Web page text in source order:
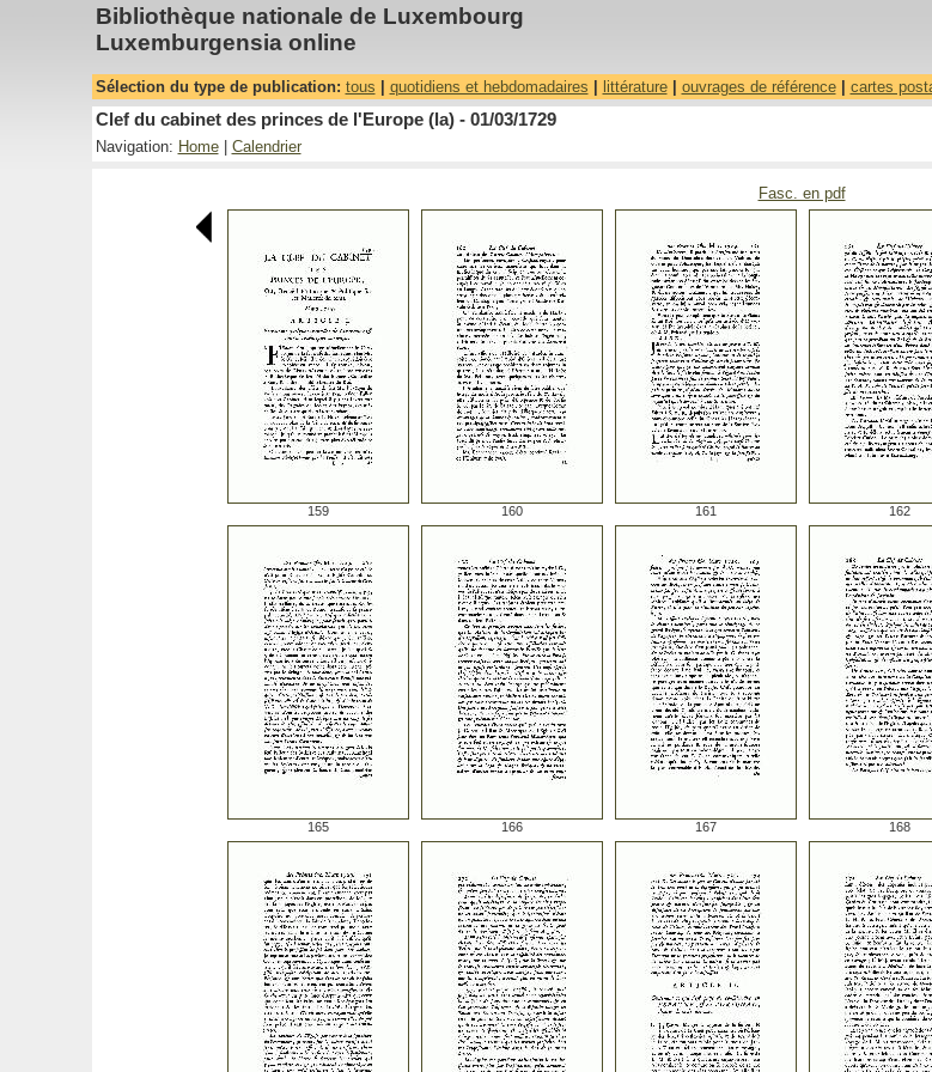
Bibliothèque nationale de Luxembourg
Luxemburgensia online
Sélection du type de publication: tous quotidiens et hebdomadaires littérature| ouvrages de référence| cartes
Clef du cabinet des princes de l'Europe (la) - 01/03/1729
Navigation: Home| Calendrier
Fasc. en pdf
159 160 161 162
165 166 167 168